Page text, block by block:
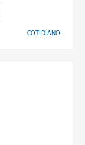
COTIDIANO